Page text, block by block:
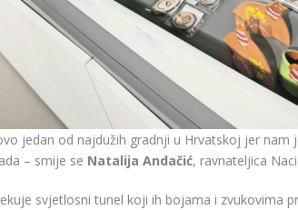
jedan od najdužih gradnji u Hrvatskoj jer nam
– smije se Natalija Andačić, ravnateljica
svjetlosni tunel koji ih bojama i zvukovima